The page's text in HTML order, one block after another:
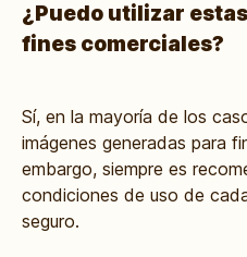
¿Puedo utilizar
fines comerciales?
Sí, en la mayoría de los
imágenes generadas para
embargo, siempre es
condiciones de uso de
seguro.